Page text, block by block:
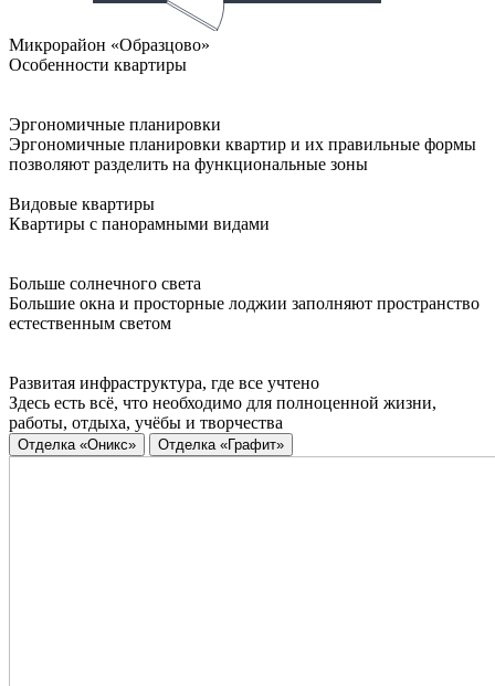
Микрорайон «Образцово»
Особенности квартиры
Эргономичные планировки
Эргономичные планировки квартир и их правильные формы
позволяют разделить на функциональные зоны
Видовые квартиры
Квартиры с панорамными видами
Больше солнечного света
Большие окна и просторные лоджии заполняют пространство
естественным светом
Развитая инфраструктура, где все учтено
Здесь есть всё, что необходимо для полноценной жизни,
работы, отдыха, учёбы и творчества
Отделка «Оникс» Отделка «Графит»